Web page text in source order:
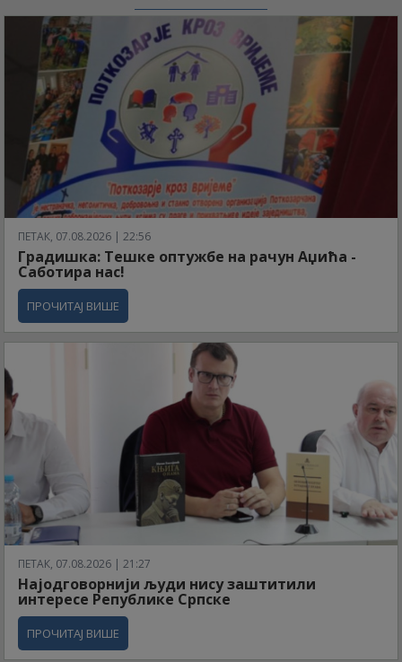
ПЕТАК, 07.08.2026 | 22:56
Градишка: Тешке оптужбе на рачун Аџића -
Саботира нас!
ПРОЧИТАЈ ВИШЕ
ПЕТАК, 07.08.2026 | 21:27
Најодговорнији људи нису заштитили
интересе Републике Српске
ПРОЧИТАЈ ВИШЕ